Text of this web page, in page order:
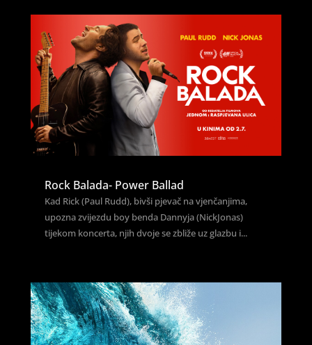
Rock Balada- Power Ballad
Kad Rick (Paul Rudd), bivši pjevač na vjenčanjima,
upozna zvijezdu boy benda Dannyja (NickJonas)
tijekom koncerta, njih dvoje se zbliže uz glazbu i...